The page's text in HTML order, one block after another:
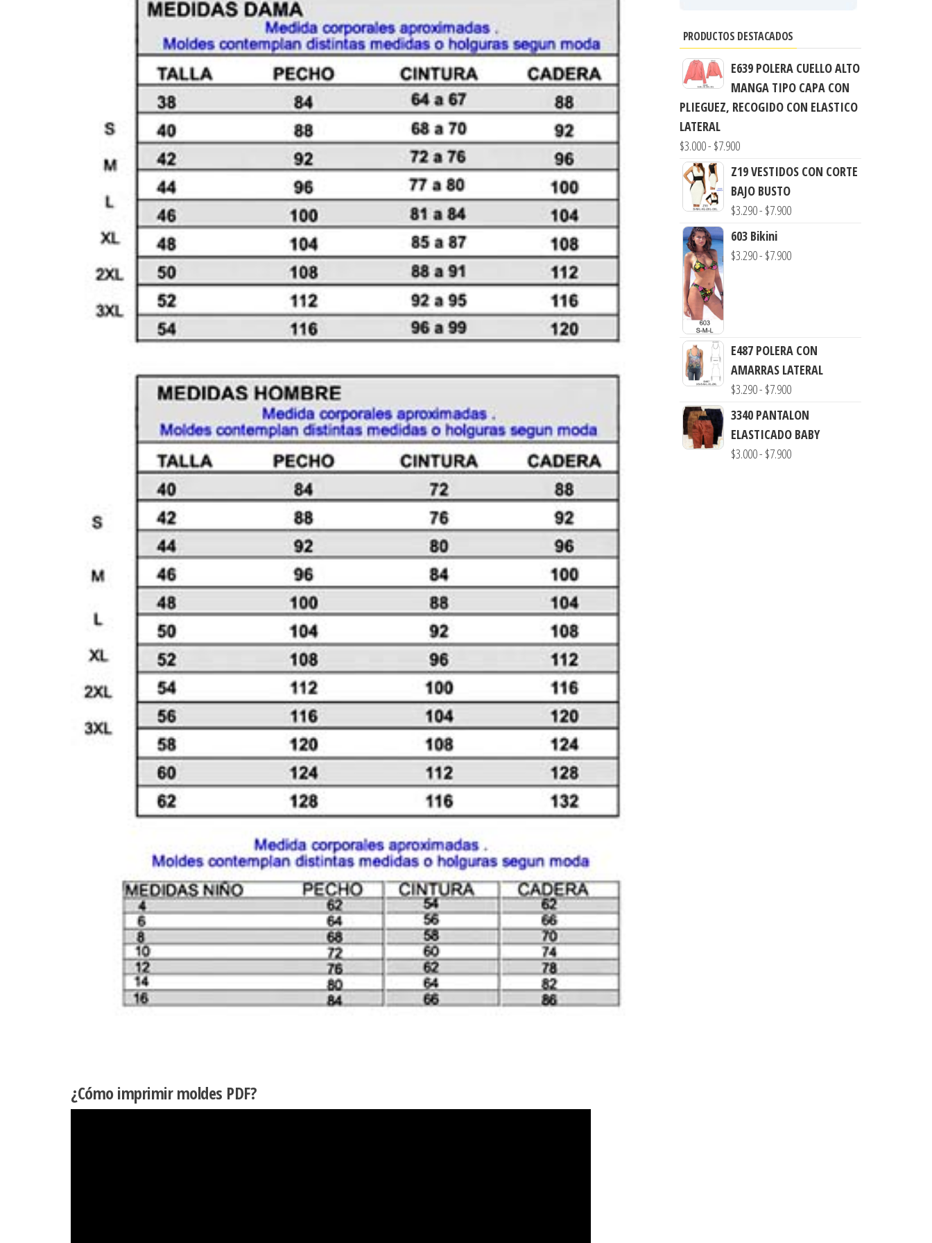
¿Cómo imprimir moldes PDF?
PRODUCTOS DESTACADOS
E639 POLERA CUELLO ALTO
MANGA TIPO CAPA CON
PLIEGUEZ, RECOGIDO CON ELASTICO
LATERAL
$3.000- $7.900Rango
de
precios:
desde
hasta
$7.900
Z19 VESTIDOS CON CORTE
BAJO BUSTO
$3.290- $7.900Rango
precios:
603 Bikini
$3.290- $7.900Rango
hasta
$7.900
E487 POLERA CON
AMARRAS LATERAL
$3.290- $7.900Rango
de
precios:
desde
3340 PANTALON
ELASTICADO BABY
$3.000- $7.900Rango